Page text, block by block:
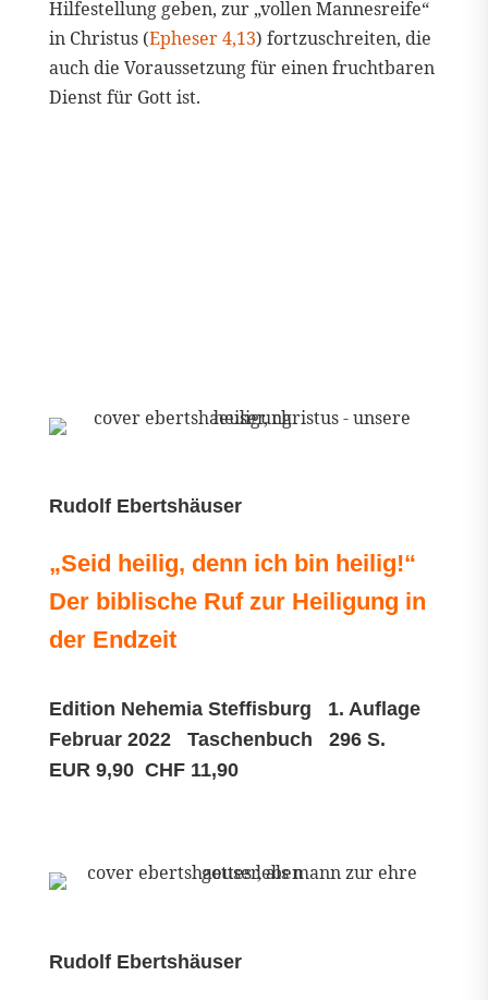
Hilfestellung geben, zur „vollen Mannesreife“
in Christus (Epheser 4,13) fortzuschreiten, die
auch die Voraussetzung für einen fruchtbaren
Dienst für Gott ist.
Rudolf Ebertshäuser
„Seid heilig, denn ich bin heilig!“
Der biblische Ruf zur Heiligung in
der Endzeit
Edition Nehemia Steffisburg 1. Auflage
Februar 2022 Taschenbuch 296 S.
EUR 9,90 CHF 11,90
Rudolf Ebertshäuser